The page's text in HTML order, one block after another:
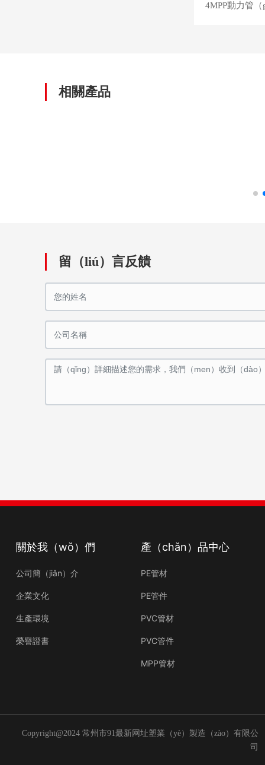
4MPP動力管
相關產品
留（liú）言反饋
關於我（wǒ）們
公司簡（jiǎn）介
企業文化
生產環境
榮譽證書
產（chǎn）品中心
PE管材
PE管件
PVC管材
PVC管件
MPP管材
Copyright@2024 常州市91最新网址塑業（yè）製造（zào）有限公
司